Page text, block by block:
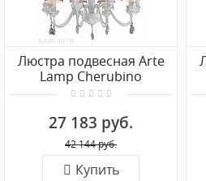
Люстра подвесная Arte
Lamp Сherubino
A5656LM-8WG
27 183 руб.
42 144 руб.
Купить